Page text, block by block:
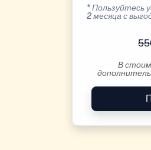
* Пользуйтесь
2 месяца с
В